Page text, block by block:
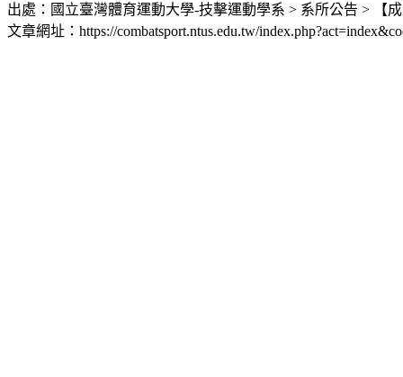
出處：國立臺灣體育運動大學-技擊運動學系 > 系所公告 > 【
文章網址：https://combatsport.ntus.edu.tw/